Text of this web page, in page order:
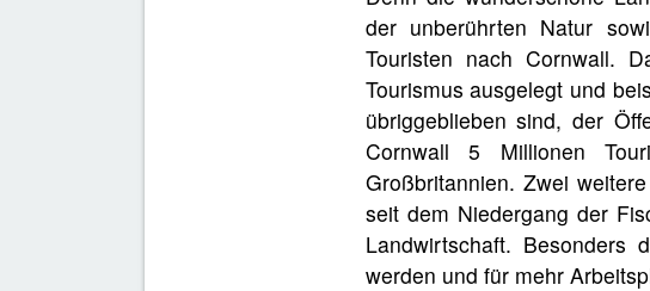
der unberührten Natur
Touristen nach Cornwall.
Tourismus ausgelegt und
übriggeblieben sind, der
Cornwall 5 Millionen
Großbritannien. Zwei
seit dem Niedergang der
Landwirtschaft. Besonders
werden und für mehr